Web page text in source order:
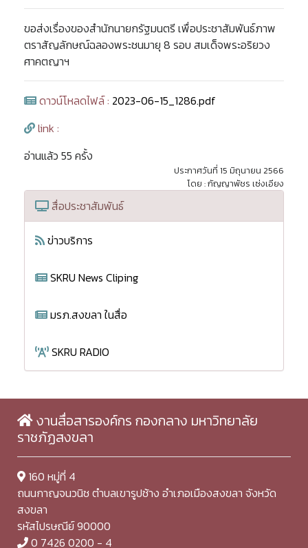
ขอส่งเรื่องของสำนักนายกรัฐมนตรี เพื่อประชาสัมพันธ์ภาพ
ตราสัญลักษณ์ฉลองพระชนมายุ 8 รอบ สมเด็จพระอริยวง
ศาคตญาฯ
ดาวน์โหลดไฟล์ : 2023-06-15_1286.pdf
link :
อ่านแล้ว 55 ครั้ง
ประกาศวันที่ 15 มิถุนายน 2566
โดย : กัญญาพัชร เซ่งเอียง
สื่อประชาสัมพันธ์
ข่าวบริการ
SKRU News Cliping
มรภ.สงขลา ในสื่อ
SKRU RADIO
งานสื่อสารองค์กร กองกลาง มหาวิทยาลัย
ราชภัฏสงขลา
160 หมู่ที่ 4
ถนนกาญจนวนิช ตำบลเขารูปช้าง อำเภอเมืองสงขลา จังหวัด
สงขลา
รหัสไปรษณีย์ 90000
0 7426 0200 - 4